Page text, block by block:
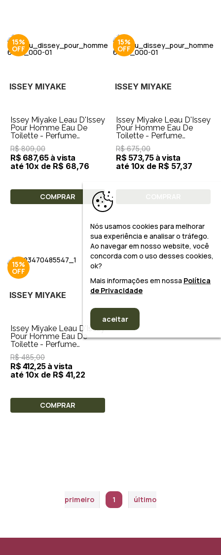
15%
ISSEY MIYAKE
Issey Miyake Leau D'Issey
Pour Homme Eau De
Toilette - Perfume
Masculino 125ml
R$ 809,00
R$ 687,65 à vista
até 10x de R$ 68,76
COMPRAR
15%
ISSEY MIYAKE
Issey Miyake Leau D'Issey
Pour Homme Eau De
Toilette - Perfume
Masculino 75ml
R$ 675,00
R$ 573,75 à vista
até 10x de R$ 57,37
15%
ISSEY MIYAKE
Issey Miyake Leau D'Issey
Pour Homme Eau De
Toilette - Perfume
Masculino 40ml
R$ 485,00
R$ 412,25 à vista
até 10x de R$ 41,22
COMPRAR
primeiro 1 último
Nós usamos cookies para melhorar
sua experiência e analisar o tráfego.
Ao navegar em nosso website, você
concorda com o uso desses cookies,
ok?
Mais informações em nossa Política
de Privacidade
aceitar